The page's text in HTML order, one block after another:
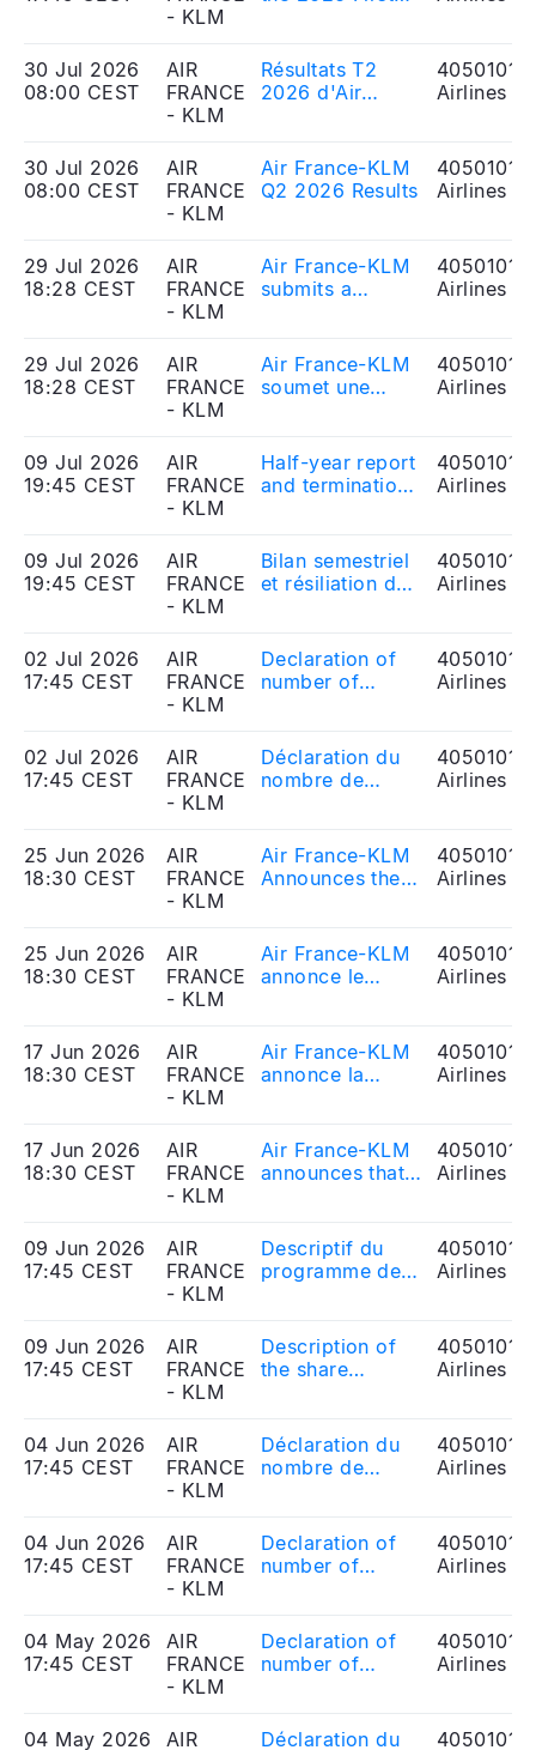
- KLM
30 Jul 2026
08:00 CEST
AIR
FRANCE
- KLM
Résultats T2
2026 d'Air
40501010
Airlines
30 Jul 2026
08:00 CEST
AIR
FRANCE
- KLM
Air France-KLM
Q2 2026 Results
40501010
Airlines
29 Jul 2026
18:28 CEST
AIR
FRANCE
- KLM
Air France-KLM
submits a
stake in TAP Air
Portugal
40501010
Airlines
29 Jul 2026
18:28 CEST
AIR
FRANCE
- KLM
Air France-KLM
soumet une
(Binding Offer)
en vue de
pouvant
atteindre 49,9%
40501010
Airlines
09 Jul 2026
19:45 CEST
AIR
FRANCE
- KLM
Half-year report
and termination
signed between
Air France-KLM
40501010
Airlines
09 Jul 2026
19:45 CEST
AIR
FRANCE
- KLM
Bilan semestriel
et résiliation du
entre Air France-
KLM et
40501010
Airlines
02 Jul 2026
17:45 CEST
AIR
FRANCE
- KLM
Declaration of
number of
40501010
Airlines
02 Jul 2026
17:45 CEST
AIR
FRANCE
- KLM
Déclaration du
nombre de
40501010
Airlines
25 Jun 2026
18:30 CEST
AIR
FRANCE
- KLM
Air France-KLM
Announces the
€500 Million
Senior Notes
40501010
Airlines
25 Jun 2026
18:30 CEST
AIR
FRANCE
- KLM
Air France-KLM
annonce le
obligataire
senior de 500
EMTN
40501010
Airlines
17 Jun 2026
18:30 CEST
AIR
FRANCE
- KLM
Air France-KLM
annonce la
de crédit multi-
usages de 1
internationales
40501010
Airlines
17 Jun 2026
18:30 CEST
AIR
FRANCE
- KLM
Air France-KLM
announces that
purpose credit
facility for €1
billion with a
banks
40501010
Airlines
09 Jun 2026
17:45 CEST
AIR
FRANCE
- KLM
Descriptif du
programme de
l'assemblée
générale
40501010
Airlines
09 Jun 2026
17:45 CEST
AIR
FRANCE
- KLM
Description of
the share
authorized by
the
40501010
Airlines
04 Jun 2026
17:45 CEST
AIR
FRANCE
- KLM
Déclaration du
nombre de
40501010
Airlines
04 Jun 2026
17:45 CEST
AIR
FRANCE
- KLM
Declaration of
number of
40501010
Airlines
04 May 2026
17:45 CEST
AIR
FRANCE
- KLM
Declaration of
number of
40501010
Airlines
04 May 2026 AIR Déclaration du 40501010